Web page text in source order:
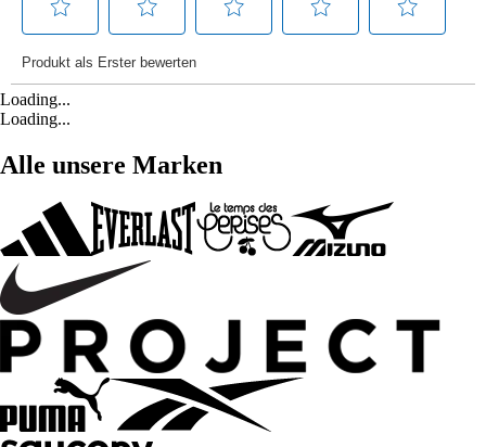
Loading...
Loading...
Alle unsere Marken